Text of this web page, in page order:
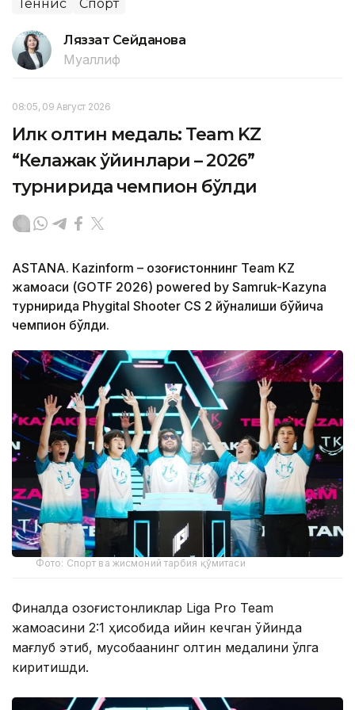
Теннис Спорт
Ляззат Сейданова
Муаллиф
08:05, 09 Август 2026
Илк олтин медаль: Team KZ
“Келажак ўйинлари – 2026”
турнирида чемпион бўлди
ASTANА. Кazinform – Қозоғистоннинг Team KZ
жамоаси (GOTF 2026) powered by Samruk-Kazyna
турнирида Phygital Shooter CS 2 йўналиши бўйича
чемпион бўлди.
Фото: Спорт ва жисмоний тарбия қўмитаси
Финалда қозоғистонликлар Liga Pro Team
жамоасини 2:1 ҳисобида қийин кечган ўйинда
мағлуб этиб, мусобақанинг олтин медалини қўлга
киритишди.